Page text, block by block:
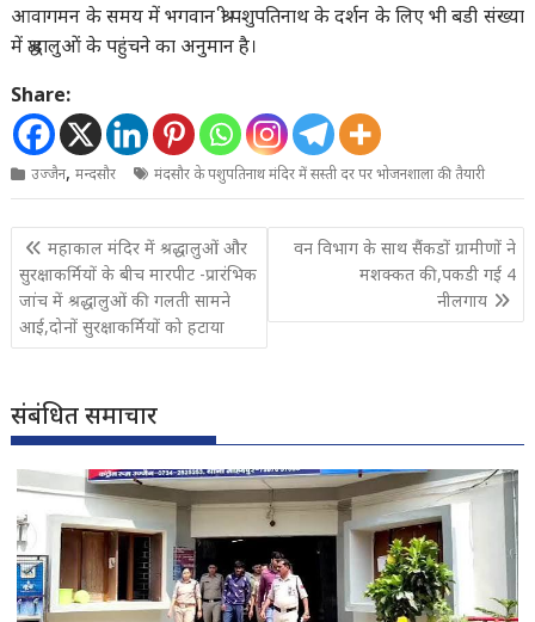
आवागमन के समय में भगवान श्री पशुपतिनाथ के दर्शन के लिए भी बडी संख्या
में श्रद्धालुओं के पहुंचने का अनुमान है।
Share:
उज्जैन,मन्दसौर मंदसौर के पशुपतिनाथ मंदिर में सस्ती दर पर भोजनशाला की तैयारी
Post
navigation
महाकाल मंदिर में श्रद्धालुओं और
सुरक्षाकर्मियों के बीच मारपीट -प्रारंभिक
जांच में श्रद्धालुओं की गलती सामने
आई,दोनों सुरक्षाकर्मियों को हटाया
वन विभाग के साथ सैंकडों ग्रामीणों ने
मशक्कत की,पकडी गई 4
नीलगाय
संबंधित समाचार